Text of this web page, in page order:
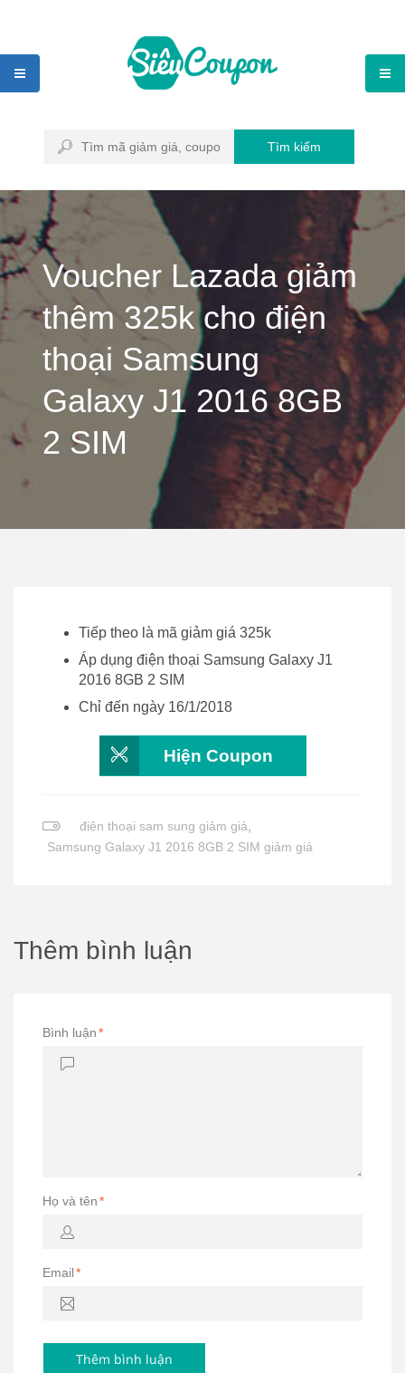
Tìm kiếm
Voucher Lazada giảm
thêm 325k cho điện
thoại Samsung
Galaxy J1 2016 8GB
2 SIM
Tiếp theo là mã giảm giá 325k
Áp dụng điện thoại Samsung Galaxy J1
2016 8GB 2 SIM
Chỉ đến ngày 16/1/2018
Hiện Coupon
điện thoại sam sung giảm giá,
Samsung Galaxy J1 2016 8GB 2 SIM giảm giá
Thêm bình luận
Bình luận*
Họ và tên*
Email*